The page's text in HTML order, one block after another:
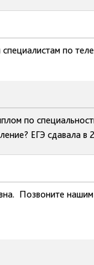
специалистам по
по
ЕГЭ сдавала в
Позвоните